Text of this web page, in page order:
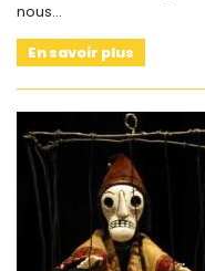
nous…
En savoir plus